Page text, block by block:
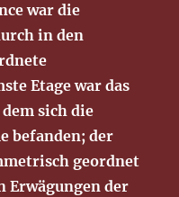
war die
in den
Etage war das
sich die
befanden; der
geordnet
Erwägungen der